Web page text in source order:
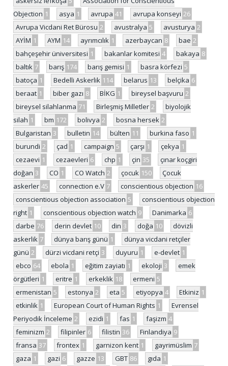
Objection 1 asya 1 avrupa 41 avrupa konseyi 26
Avrupa Vicdani Ret Bürosu 2 avustralya 5 avusturya 2
AYİM 1 AYM 14 ayrımcılık 1 azerbaycan 8 bae 2
bahçeşehir üniversitesi 1 bakanlar komitesi 4 bakaya 8
baltık 7 barış 174 barış gemisi 1 basra körfezi 5
batoça 1 Bedelli Askerlik 114 belarus 13 belçika 6
beraat 1 biber gazı 8 BİKG 1 bireysel başvuru 2
bireysel silahlanma 71 Birleşmiş Milletler 2
biyolojik
silah 1 bm 172 bolivya 2 bosna hersek 2
Bulgaristan 3 bulletin 14 bülten 11 burkina faso 1
burundi 2 çad 1 campaign 5 çarşı 1 çekya 1
cezaevi 1 cezaevleri 6 chp 1 çin 35
çınar koçgiri
doğan 3 CO 1 CO Watch 2 çocuk 150
Çocuk
askerler 45 connection e.V 7 conscientious objection 16
conscientious objection association 5
conscientious objection
right 1 conscientious objection watch 9 Danimarka 6
darbe 76 derin devlet 10 din 3 doğa 10
dövizli
askerlik 7 dünya barış günü 1
dünya vicdani retçiler
günü 2 dürzi vicdani retçi 3 duyuru 1 e-devlet 1
ebco 64 ebola 1 eğitim zayiatı 1 ekoloji 3
emek
örgütleri 1 eritre 1 erkeklik 18 ermeni 5
ermenistan 5 estonya 2 eta 5 etiyopya 4 Etkiniz 1
etkinlik 1 European Court of Human Rights 1
Evrensel
Periyodik İnceleme 2 ezidi 1 fas 1 faşizm 4
feminizm 2 filipinler 6 filistin 36 Finlandiya 9
fransa 37 frontex 1 garnizon kent 1 gayrimüslim 7
gaza 1 gazi 6 gazze 13 GBT 86 gıda 1